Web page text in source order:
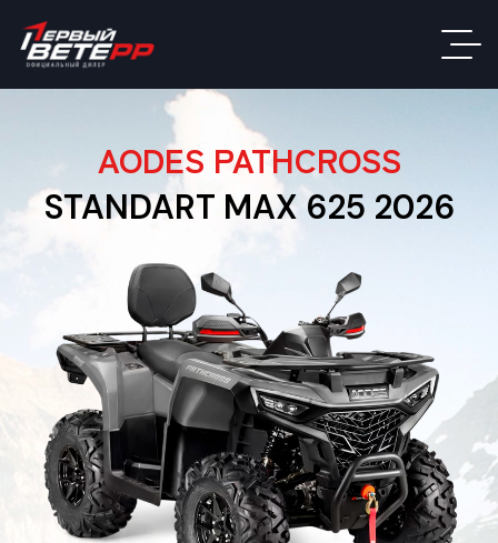
AODES PATHCROSS
STANDART MAX 625 2026